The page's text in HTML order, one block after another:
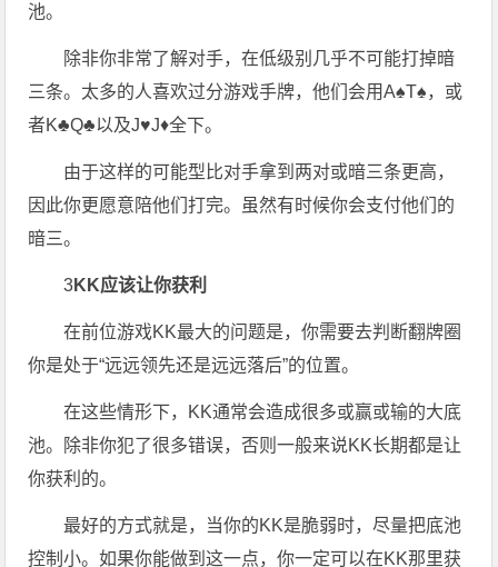
池。
除非你非常了解对手，在低级别几乎不可能打掉暗
三条。太多的人喜欢过分游戏手牌，他们会用A♠T♠，或
者K♣Q♣以及J♥J♦全下。
由于这样的可能型比对手拿到两对或暗三条更高，
因此你更愿意陪他们打完。虽然有时候你会支付他们的
暗三。
3KK应该让你获利
在前位游戏KK最大的问题是，你需要去判断翻牌圈
你是处于“远远领先还是远远落后”的位置。
在这些情形下，KK通常会造成很多或赢或输的大底
池。除非你犯了很多错误，否则一般来说KK长期都是让
你获利的。
最好的方式就是，当你的KK是脆弱时，尽量把底池
控制小。如果你能做到这一点，你一定可以在KK那里获